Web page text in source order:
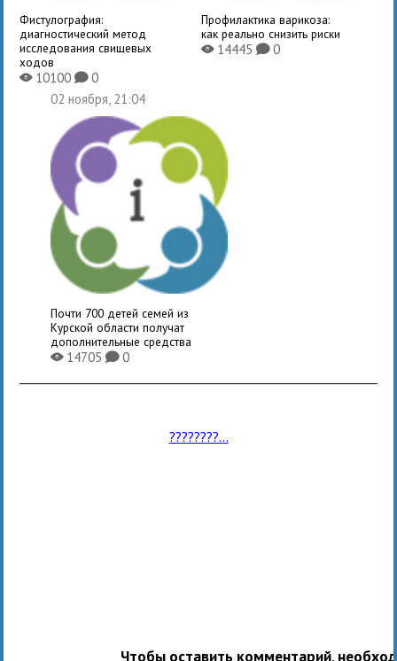
Фистулография:
диагностический метод
исследования свищевых
ходов
X10100K0
Профилактика варикоза:
как реально снизить риски
X14445 K0
02 ноября, 21:04
Почти 700 детей семей из
Курской области получат
дополнительные средства
X14705K0
????????...
Чтобы оставить комментарий,